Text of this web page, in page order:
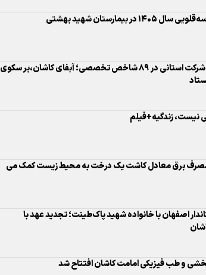
در بیمارستان شهید بهشتی
پس از رقابت ۳۴ شرکت استانی در ۸۹ شاخص تخصصی؛ آبفای کاشان،بر سکوی
نیست، زندگیه+فیلم
برق معادل کاشت یک درخت به محیط زیست کمک می
اصفهان با خانواده شهید پاک‌طینت؛ تجدید عهد با
و طب فیزیکی امامت کاشان افتتاح شد